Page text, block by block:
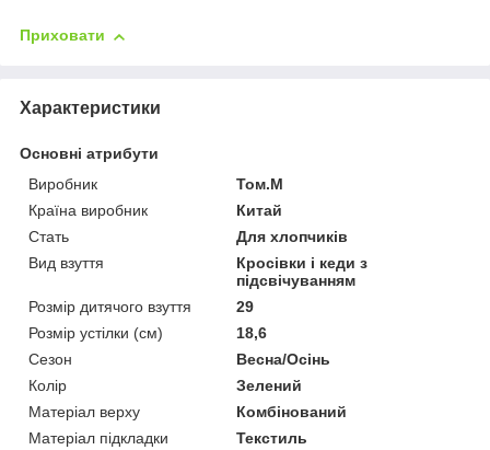
Приховати
Характеристики
Основні атрибути
Виробник
Том.М
Країна виробник
Китай
Стать
Для хлопчиків
Вид взуття
Кросівки і кеди з
підсвічуванням
Розмір дитячого взуття
29
Розмір устілки (см)
18,6
Сезон
Весна/Осінь
Колір
Зелений
Матеріал верху
Комбінований
Матеріал підкладки
Текстиль